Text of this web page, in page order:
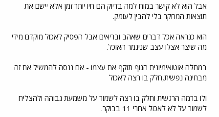
אבל הוא לא קישר במוח למה בדיוק הם חיו יותר זמן אלא יישם את
תוצאות המחקר בלי להבין לעומק.
הוא כנראה אכל דברים שאהב ובריאים אבל הפסיק לאכול מוקדם מידי
מה שיצר אצלו עצב שניגמר האוכל.
במחלה אוטואימיונית הגוף תוקף את עצמו - אם ננסה להמשיל את זה
מבחינה נפשית,חלק בו רצה לאכול
ולו ברמה הרגשית וחלק בו רצה לשמור על משמעת גבוהה ולהצליח
לשמור על לא לאכול אחרי 11 בבוקר.